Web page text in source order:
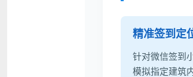
精准签到定
针对微信签到
模拟指定建筑